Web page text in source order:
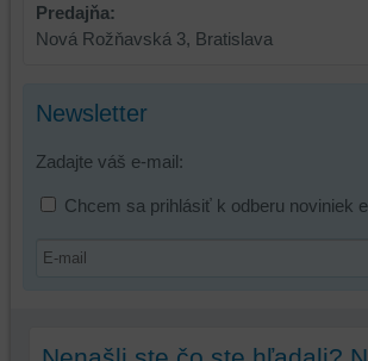
Predajňa:
Nová Rožňavská 3, Bratislava
Newsletter
Zadajte váš e-mail:
Chcem sa prihlásiť k odberu noviniek